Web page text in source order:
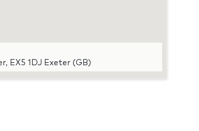
EX5 1DJ Exeter (GB)